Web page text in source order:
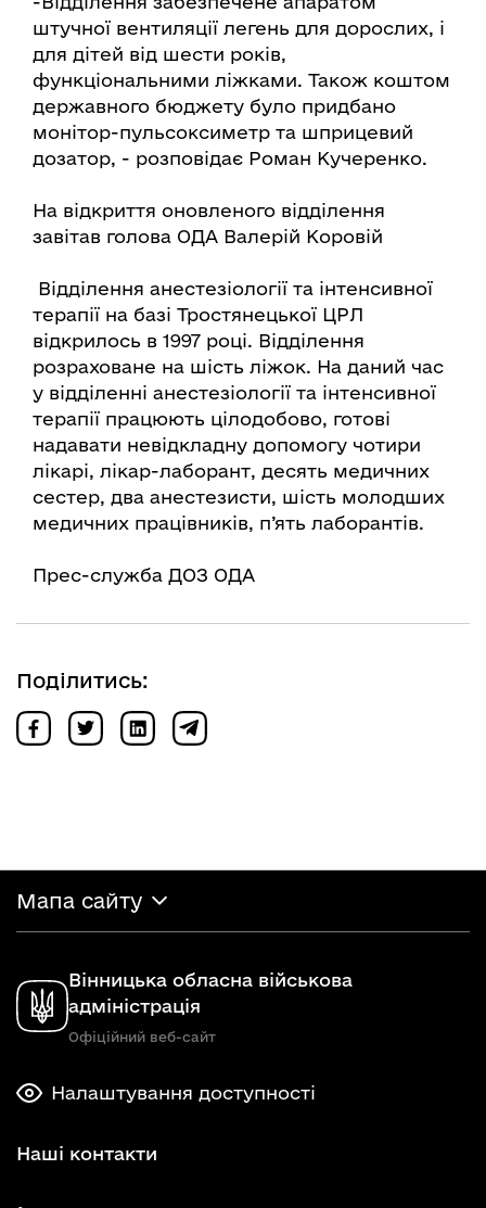
штучної вентиляції легень для дорослих, і
для дітей від шести років,
функціональними ліжками. Також коштом
державного бюджету було придбано
монітор-пульсоксиметр та шприцевий
дозатор, - розповідає Роман Кучеренко.
На відкриття оновленого відділення
завітав голова ОДА Валерій Коровій
Відділення анестезіології та інтенсивної
терапії на базі Тростянецької ЦРЛ
відкрилось в 1997 році. Відділення
розраховане на шість ліжок. На даний час
у відділенні анестезіології та інтенсивної
терапії працюють цілодобово, готові
надавати невідкладну допомогу чотири
лікарі, лікар-лаборант, десять медичних
сестер, два анестезисти, шість молодших
медичних працівників, п’ять лаборантів.
Прес-служба ДОЗ ОДА
Поділитись:
Мапа сайту
Вінницька обласна військова
адміністрація
Офіційний веб-сайт
Налаштування доступності
Наші контакти